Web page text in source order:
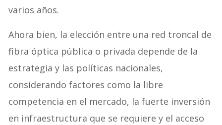
varios años.
Ahora bien, la elección entre una red troncal de
fibra óptica pública o privada depende de la
estrategia y las políticas nacionales,
considerando factores como la libre
competencia en el mercado, la fuerte inversión
en infraestructura que se requiere y el acceso